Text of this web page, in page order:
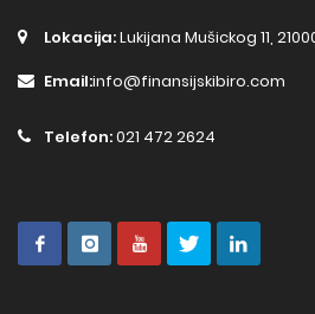
Lokacija:Lukijana Mušickog 11,
Email:info@finansijskibiro.com
Telefon:021 472 2624